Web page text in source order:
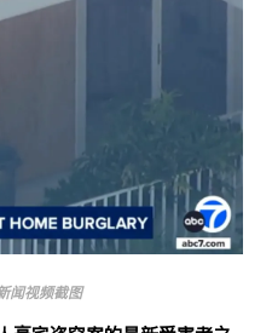
闻视频截图